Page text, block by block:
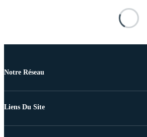
Notre Réseau
Liens Du Site